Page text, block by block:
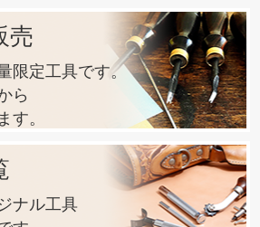
売
限定工具です。
ら
す。
ナル工具